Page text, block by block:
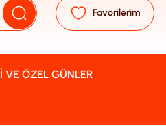
Favorilerim
VE ÖZEL GÜNLER